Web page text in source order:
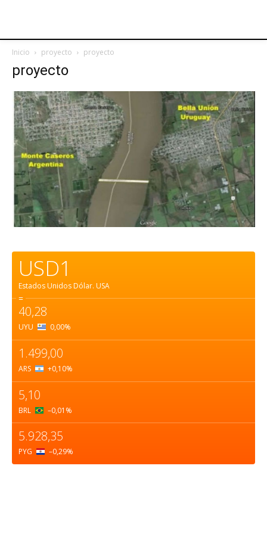
Inicio proyecto proyecto
proyecto
USD1
Estados Unidos Dólar. USA
=
40,28
UYU 0,00%
1.499,00
ARS +0,10%
5,10
BRL –0,01 %
5.928,35
PYG –0,29%